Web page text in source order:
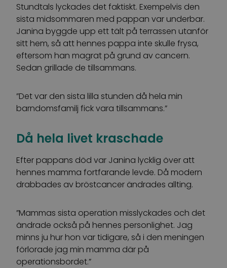
Stundtals lyckades det faktiskt. Exempelvis den
sista midsommaren med pappan var underbar.
Janina byggde upp ett tält på terrassen utanför
sitt hem, så att hennes pappa inte skulle frysa,
eftersom han magrat på grund av cancern.
Sedan grillade de tillsammans.
”Det var den sista lilla stunden då hela min
barndomsfamilj fick vara tillsammans.”
Då hela livet kraschade
Efter pappans död var Janina lycklig över att
hennes mamma fortfarande levde. Då modern
drabbades av bröstcancer ändrades allting.
”Mammas sista operation misslyckades och det
ändrade också på hennes personlighet. Jag
minns ju hur hon var tidigare, så i den meningen
förlorade jag min mamma där på
operationsbordet.”